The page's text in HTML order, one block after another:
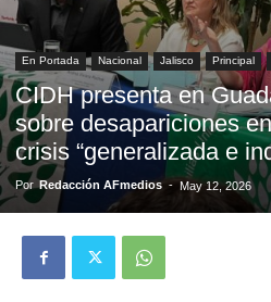
En Portada Nacional Jalisco Principal
CIDH presenta en
sobre desapariciones
crisis “generalizada e
Por Redacción AFmedios - May 12, 2026